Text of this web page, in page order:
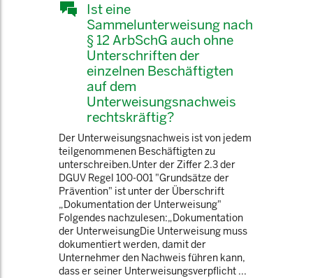
Ist eine
Sammelunterweisung nach
§ 12 ArbSchG auch ohne
Unterschriften der
einzelnen Beschäftigten
auf dem
Unterweisungsnachweis
rechtskräftig?
Der Unterweisungsnachweis ist von jedem
teilgenommenen Beschäftigten zu
unterschreiben.Unter der Ziffer 2.3 der
DGUV Regel 100-001 "Grundsätze der
Prävention" ist unter der Überschrift
„Dokumentation der Unterweisung"
Folgendes nachzulesen:„Dokumentation
der UnterweisungDie Unterweisung muss
dokumentiert werden, damit der
Unternehmer den Nachweis führen kann,
dass er seiner Unterweisungsverpflicht ...